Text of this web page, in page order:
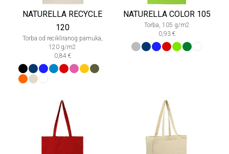
NATURELLA RECYCLE
120
Torba od recikliranog pamuka,
120 g/m2
0,84 €
NATURELLA COLOR 105
Torba, 105 g/m2
0,93 €